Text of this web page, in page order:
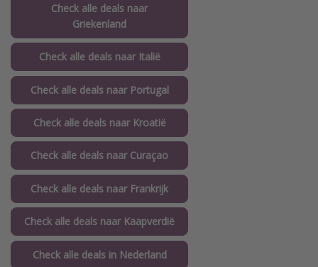
Check alle deals naar
Griekenland
Check alle deals naar Italië
Check alle deals naar Portugal
Check alle deals naar Kroatië
Check alle deals naar Curaçao
Check alle deals naar Frankrijk
Check alle deals naar Kaapverdië
Check alle deals in Nederland